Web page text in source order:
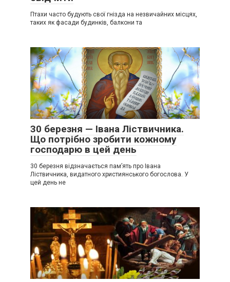
Птахи часто будують свої гнізда на незвичайних місцях,
таких як фасади будинків, балкони та
30 березня — Івана Ліствичника.
Що потрібно зробити кожному
господарю в цей день
30 березня відзначається пам’ять про Івана
Ліствичника, видатного християнського богослова. У
цей день не